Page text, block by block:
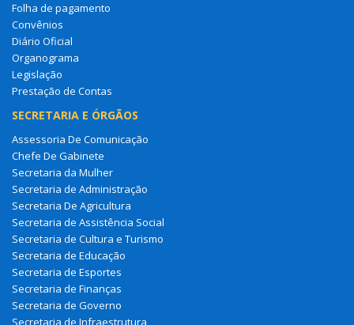
Folha de pagamento
Convênios
Diário Oficial
Organograma
Legislação
Prestação de Contas
SECRETARIA E ÓRGÃOS
Assessoria De Comunicação
Chefe De Gabinete
Secretaria da Mulher
Secretaria de Administração
Secretaria De Agricultura
Secretaria de Assistência Social
Secretaria de Cultura e Turismo
Secretaria de Educação
Secretaria de Esportes
Secretaria de Finanças
Secretaria de Governo
Secretaria de Infraestrutura